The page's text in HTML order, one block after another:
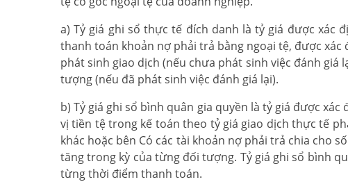
a) Tỷ giá ghi sổ thực tế đích danh là tỷ giá được xác
thanh toán khoản nợ phải trả bằng ngoại tệ, được
phát sinh giao dịch (nếu chưa phát sinh việc đánh
tượng (nếu đã phát sinh việc đánh giá lại).
b) Tỷ giá ghi sổ bình quân gia quyền là tỷ giá được
vị tiền tệ trong kế toán theo tỷ giá giao dịch thực tế
khác hoặc bên Có các tài khoản nợ phải trả chia cho
tăng trong kỳ của từng đối tượng. Tỷ giá ghi sổ bình
từng thời điểm thanh toán.